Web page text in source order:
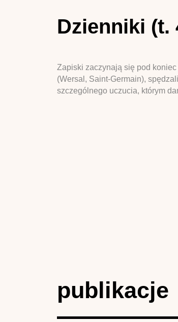
Dzienniki (t.
Zapiski zaczynają się pod
(Wersal, Saint-Germain),
szczególnego uczucia, którym
publikacje